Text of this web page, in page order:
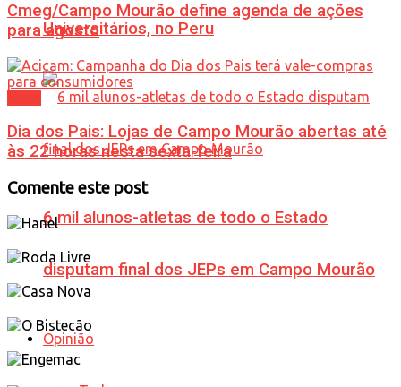
Universitários, no Peru
6 mil alunos-atletas de todo o Estado
disputam final dos JEPs em Campo Mourão
Opinião
Cmeg/Campo Mourão define agenda de ações
para agosto
Dia dos Pais: Lojas de Campo Mourão abertas até
às 22 horas nesta sexta-feira
Comente este post